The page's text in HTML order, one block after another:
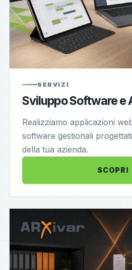
SERVIZI
Sviluppo Software e
Realizziamo applicazioni
software gestionali
della tua azienda.
SCOPRI